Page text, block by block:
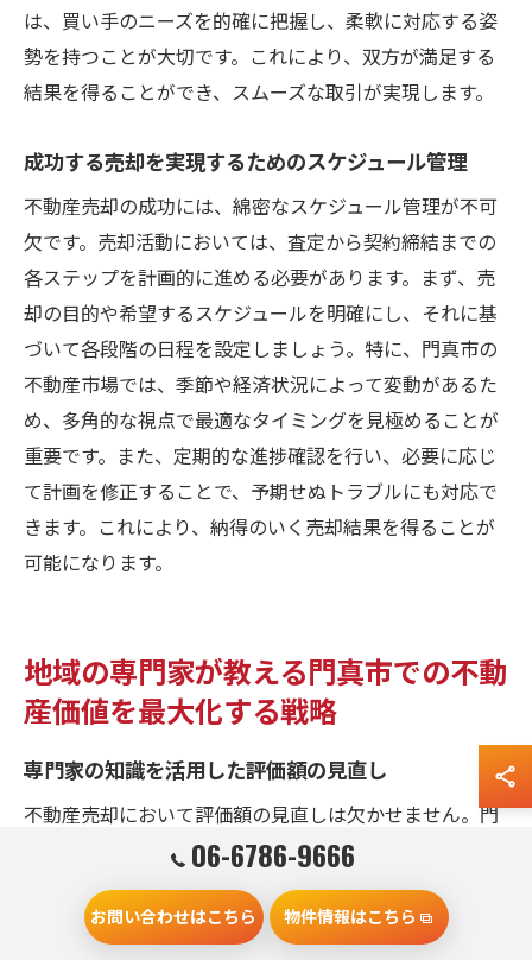
は、買い手のニーズを的確に把握し、柔軟に対応する姿
勢を持つことが大切です。これにより、双方が満足する
結果を得ることができ、スムーズな取引が実現します。
成功する売却を実現するためのスケジュール管理
不動産売却の成功には、綿密なスケジュール管理が不可
欠です。売却活動においては、査定から契約締結までの
各ステップを計画的に進める必要があります。まず、売
却の目的や希望するスケジュールを明確にし、それに基
づいて各段階の日程を設定しましょう。特に、門真市の
不動産市場では、季節や経済状況によって変動があるた
め、多角的な視点で最適なタイミングを見極めることが
重要です。また、定期的な進捗確認を行い、必要に応じ
て計画を修正することで、予期せぬトラブルにも対応で
きます。これにより、納得のいく売却結果を得ることが
可能になります。
地域の専門家が教える門真市での不動
産価値を最大化する戦略
専門家の知識を活用した評価額の見直し
不動産売却において評価額の見直しは欠かせません。門
真市の不動産市場で成功を収めるためには、専門家の知
識を活用することが重要です。専門家は市場動向や具体
的な地域特性に基づいた正確な評価を提供します。彼ら
06-6786-9666
お問い合わせはこちら 物件情報はこちら